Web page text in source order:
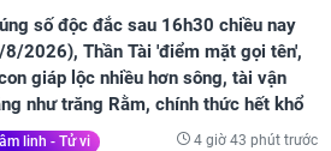
số độc đắc sau 16h30 chiều nay
8/2026), Thần Tài 'điểm mặt gọi tên',
giáp lộc nhiều hơn sông, tài vận
như trăng Rằm, chính thức hết khổ
linh - Tử vi 4 giờ 43 phút trước